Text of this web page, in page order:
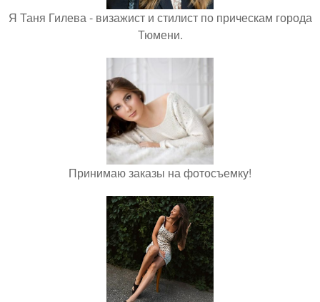
Я Таня Гилева - визажист и стилист по прическам города
Тюмени.
Принимаю заказы на фотосъемку!